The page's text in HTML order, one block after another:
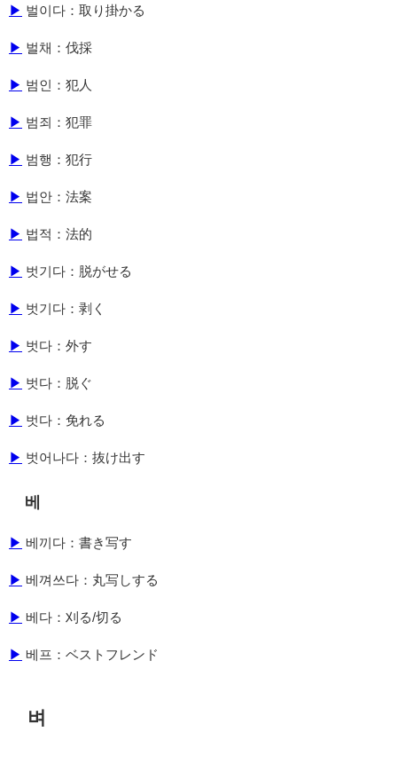
▶ 벌이다：取り掛かる
▶ 벌채：伐採
▶ 범인：犯人
▶ 범죄：犯罪
▶ 범행：犯行
▶ 법안：法案
▶ 법적：法的
▶ 벗기다：脱がせる
▶ 벗기다：剥く
▶ 벗다：外す
▶ 벗다：脱ぐ
▶ 벗다：免れる
▶ 벗어나다：抜け出す
베
▶ 베끼다：書き写す
▶ 베껴쓰다：丸写しする
▶ 베다：刈る/切る
▶ 베프：ベストフレンド
벼